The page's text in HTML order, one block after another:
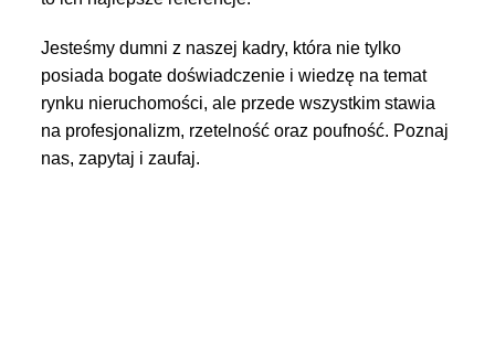
Jesteśmy dumni z naszej kadry, która nie tylko
posiada bogate doświadczenie i wiedzę na temat
rynku nieruchomości, ale przede wszystkim stawia
na profesjonalizm, rzetelność oraz poufność. Poznaj
nas, zapytaj i zaufaj.